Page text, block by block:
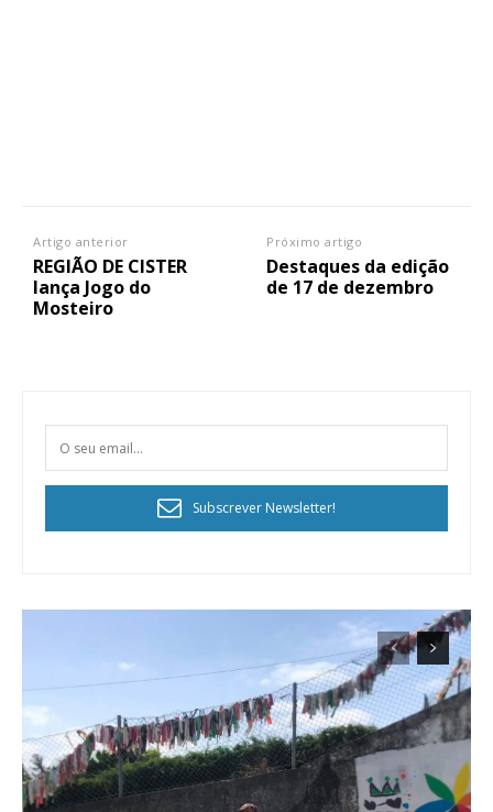
Artigo anterior
REGIÃO DE CISTER
lança Jogo do
Mosteiro
Próximo artigo
Destaques da edição
de 17 de dezembro
Subscrever Newsletter!